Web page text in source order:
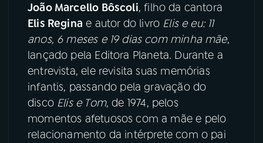
08 FESTIVAL DE MÚSICA
ACOMPANHE A RÁDIO NACIONAL
YouTube Facebook
Instagram X
João Marcello Bôscoli, filho da cantora
Elis Regina e autor do livro Elis e eu: 11
anos, 6 meses e 19 dias com minha mãe,
lançado pela Editora Planeta. Durante a
entrevista, ele revisita suas memórias
infantis, passando pela gravação do
disco Elis e Tom, de 1974, pelos
momentos afetuosos com a mãe e pelo
relacionamento da intérprete com o pai